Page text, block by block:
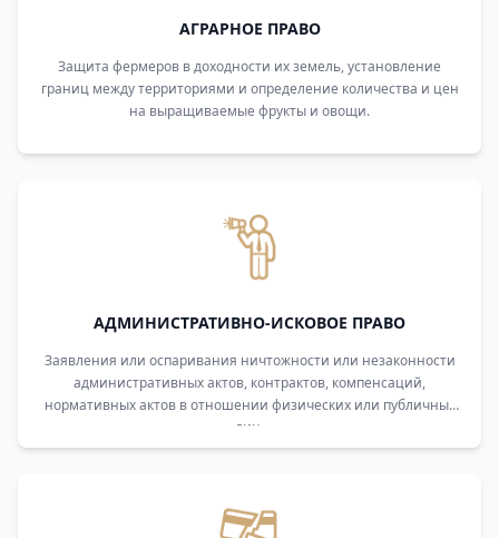
АГРАРНОЕ ПРАВО
Защита фермеров в доходности их земель, установление
границ между территориями и определение количества и цен
на выращиваемые фрукты и овощи.
АДМИНИСТРАТИВНО-ИСКОВОЕ ПРАВО
Заявления или оспаривания ничтожности или незаконности
административных актов, контрактов, компенсаций,
нормативных актов в отношении физических или публичных
лиц.